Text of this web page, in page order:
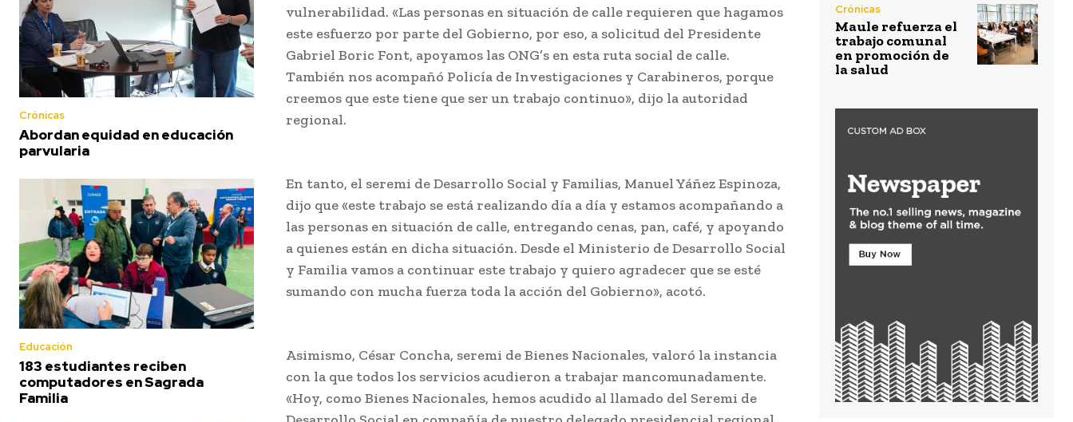
Crónicas
Abordan equidad en educación
parvularia
Educación
183 estudiantes reciben
computadores en Sagrada
Familia
vulnerabilidad. «Las personas en situación de calle requieren que hagamos
este esfuerzo por parte del Gobierno, por eso, a solicitud del Presidente
Gabriel Boric Font, apoyamos las ONG’s en esta ruta social de calle.
También nos acompañó Policía de Investigaciones y Carabineros, porque
creemos que este tiene que ser un trabajo continuo», dijo la autoridad
regional.
En tanto, el seremi de Desarrollo Social y Familias, Manuel Yáñez Espinoza,
dijo que «este trabajo se está realizando día a día y estamos acompañando a
las personas en situación de calle, entregando cenas, pan, café, y apoyando
a quienes están en dicha situación. Desde el Ministerio de Desarrollo Social
y Familia vamos a continuar este trabajo y quiero agradecer que se esté
sumando con mucha fuerza toda la acción del Gobierno», acotó.
Asimismo, César Concha, seremi de Bienes Nacionales, valoró la instancia
con la que todos los servicios acudieron a trabajar mancomunadamente.
«Hoy, como Bienes Nacionales, hemos acudido al llamado del Seremi de
Crónicas
Maule refuerza el
trabajo comunal
en promoción de
la salud